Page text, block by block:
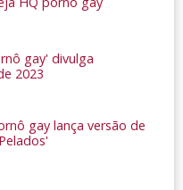
gay' divulga
2023
gay lança versão de